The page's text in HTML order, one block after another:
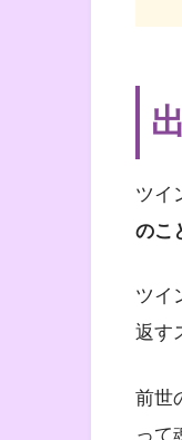
出
ツイ
のこ
ツイ
返す
前世
って